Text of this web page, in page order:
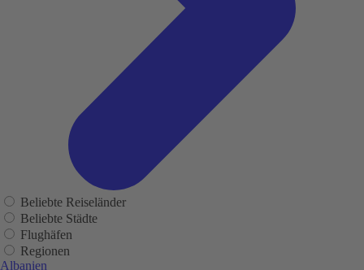
Beliebte Reiseländer
Beliebte Städte
Flughäfen
Regionen
Albanien